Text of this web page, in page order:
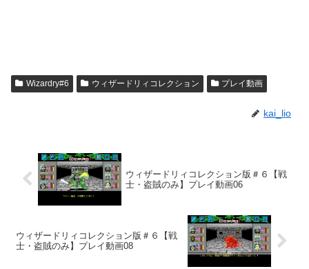
Wizardry#6 ウィザードリィコレクション プレイ動画
kai_lio
ウィザードリィコレクション版＃６【戦
士・盗賊のみ】プレイ動画06
ウィザードリィコレクション版＃６【戦
士・盗賊のみ】プレイ動画08